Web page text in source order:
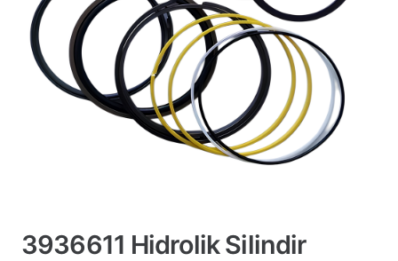
3936611 Hidrolik Silindir